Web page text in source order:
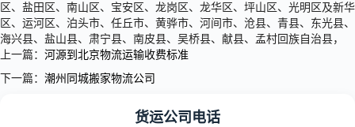
区、盐田区、南山区、宝安区、龙岗区、龙华区、坪山区、光明区及新华
区、运河区、泊头市、任丘市、黄骅市、河间市、沧县、青县、东光县、
海兴县、盐山县、肃宁县、南皮县、吴桥县、献县、孟村回族自治县，
上一篇： 河源到北京物流运输收费标准
下一篇： 潮州同城搬家物流公司
货运公司电话